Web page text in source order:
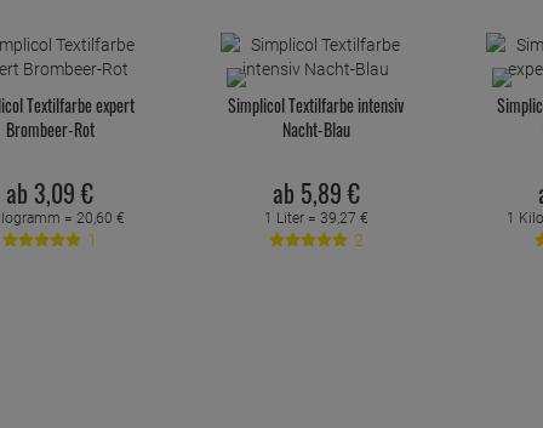
Textilfarbe expert
Brombeer-Rot
ab 3,09 €
= 20,60 €
1
Simplicol Textilfarbe intensiv
Nacht-Blau
ab 5,89 €
1 Liter = 39,27 €
2
1